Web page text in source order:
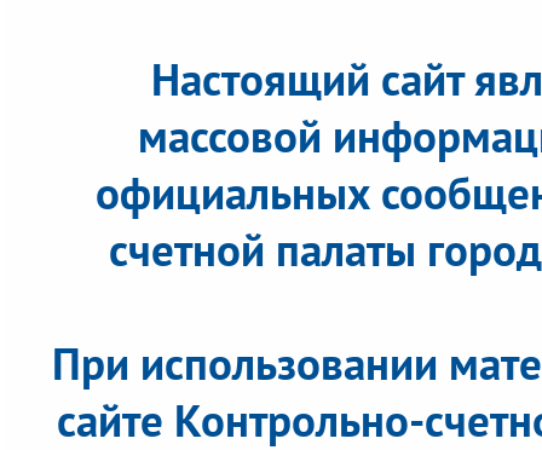
Настоящий сайт
массовой
официальных
счетной палаты
При использовании
сайте Контрольно-